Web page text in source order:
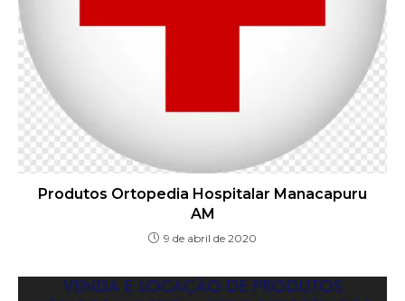
Produtos Ortopedia Hospitalar Manacapuru
AM
9 de abril de 2020